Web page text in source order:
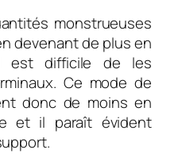
monstrueuses
devenant de plus en
est difficile de les
Ce mode de
donc de moins en
et il paraît évident